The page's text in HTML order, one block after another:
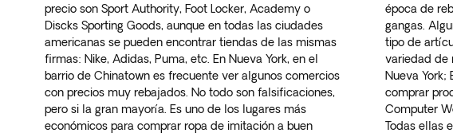
precio son Sport Authority, Foot Locker, Academy o
Discks Sporting Goods, aunque en todas las ciudades
americanas se pueden encontrar tiendas de las mismas
firmas: Nike, Adidas, Puma, etc. En Nueva York, en el
barrio de Chinatown es frecuente ver algunos comercios
con precios muy rebajados. No todo son falsificaciones,
pero si la gran mayoría. Es uno de los lugares más
económicos para comprar ropa de imitación a buen
época de
gangas.
tipo de
variedad de
Nueva York;
comprar
Computer
Todas ellas